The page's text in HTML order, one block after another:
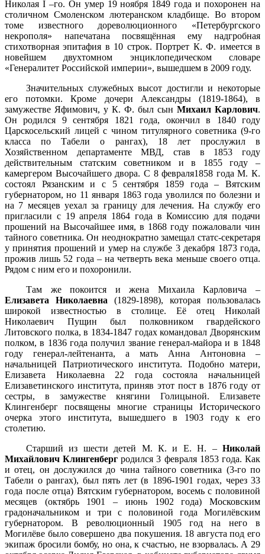
Николая I –го. Он умер 19 ноября 1849 года и похоронен на
столичном Смоленском лютеранском кладбище. Во втором
томе известного дореволюционного «Петербургского
некрополя» напечатана посвящённая ему надгробная
стихотворная эпитафия в 10 строк. Портрет К. Ф. имеется в
новейшем двухтомном энциклопедическом словаре
«Генералитет Российской империи», вышедшем в 2009 году.
Значительных служебных высот достигли и некоторые
его потомки. Кроме дочери Александры (1819-1864), в
замужестве Яфимович, у К. Ф. был сын Михаил Карлович.
Он родился 9 сентября 1821 года, окончил в 1840 году
Царскосельский лицей с чином титулярного советника (9-го
класса по Табели о рангах), 18 лет прослужил в
Хозяйственном департаменте МВД, став в 1853 году
действительным статским советником и в 1855 году –
камергером Высочайшего двора. С 8 февраля1858 года М. К.
состоял Рязанским и с 5 сентября 1859 года – Вятским
губернатором, но 11 января 1863 года уволился по болезни и
на 7 месяцев уехал за границу для лечения. На службу его
пригласили с 19 апреля 1864 года в Комиссию для подачи
прошений на Высочайшее имя, в 1868 году пожаловали чин
тайного советника. Он неоднократно замещал статс-секретаря
у принятия прошений и умер на службе 3 декабря 1873 года,
прожив лишь 52 года – на четверть века меньше своего отца.
Рядом с ним его и похоронили.
Там же покоится и жена Михаила Карловича –
Елизавета Николаевна (1829-1898), которая пользовалась
широкой известностью в столице. Её отец Николай
Николаевич Пущин был полковником гвардейского
Литовского полка, в 1834-1847 годах командовал Дворянским
полком, в 1836 года получил звание генерал-майора и в 1848
году генерал-лейтенанта, а мать Анна Антоновна –
начальницей Патриотического института. Подобно матери,
Елизавета Николаевна 22 года состояла начальницей
Елизаветинского института, приняв этот пост в 1876 году от
сестры, в замужестве княгини Голицыной. Елизавете
Клингенберг посвящены многие страницы Исторического
очерка этого института, вышедшего в 1903 году к его
столетию.
Старший из шести детей М. К. и Е. Н. – Николай
Михайлович Клингенбергродился 3 февраля 1853 года. Как
и отец, он дослужился до чина тайного советника (3-го по
Табели о рангах), был пять лет (в 1896-1901 годах, через 33
года после отца) Вятским губернатором, восемь с половиной
месяцев (октябрь 1901 – июнь 1902 года) Московским
градоначальником и три с половиной года Могилёвским
губернатором. В революционный 1905 год на него в
Могилёве было совершено два покушения. 18 августа под его
экипаж бросили бомбу, но она, к счастью, не взорвалась. А 29